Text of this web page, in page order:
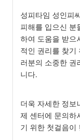
성피타임 성인피
피해를 입으신 분
하여 도움을 받으
적인 권리를 찾기
러분의 소중한 권
니다.
더욱 자세한 정보
제 센터에 문의하
기 위한 첫걸음이